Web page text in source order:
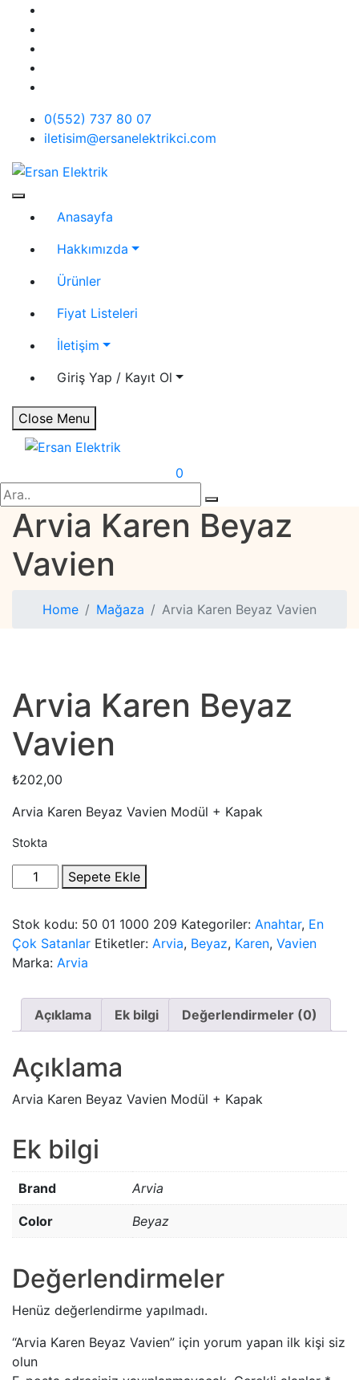
content
0(552) 737 80 07
iletisim@ersanelektrikci.com
Ersan Elektrik
Elektrik | Otomasyon
Anasayfa
Hakkımızda
Ürünler
Fiyat Listeleri
İletişim
Giriş Yap / Kayıt Ol
Close Menu
0
Search
Arvia Karen Beyaz
Vavien
Home Mağaza Arvia Karen Beyaz Vavien
Arvia Karen Beyaz
Vavien
₺202,00
Arvia Karen Beyaz Vavien Modül + Kapak
Stokta
Arvia
Karen
Vavien
quantity
Sepete Ekle
Stok kodu: 50 01 1000 209 Kategoriler: Anahtar, En
Çok Satanlar Etiketler: Arvia, Beyaz, Karen, Vavien
Marka: Arvia
Açıklama Ek bilgi Değerlendirmeler (0)
Açıklama
Arvia Karen Beyaz Vavien Modül + Kapak
Ek bilgi
Brand Arvia
Color Beyaz
Değerlendirmeler
Henüz değerlendirme yapılmadı.
“Arvia Karen Beyaz Vavien” için yorum yapan ilk kişi siz
olun